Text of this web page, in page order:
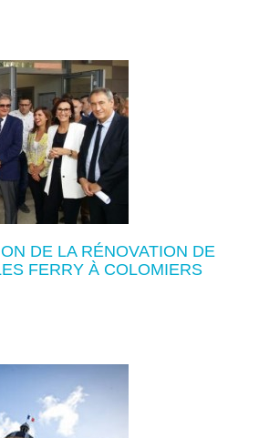
DE LA RÉNOVATION DE
FERRY À COLOMIERS